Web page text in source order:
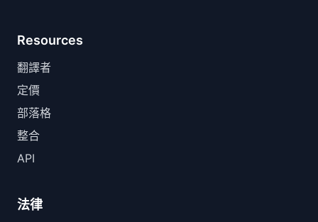
Resources
翻譯者
定價
部落格
整合
API
法律